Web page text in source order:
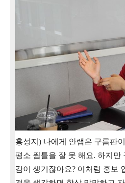
홍성지 ) 나에게 안랩은 구름판
평소 뜀틀을 잘 못 해요. 하지만
감이 생기잖아요? 이처럼 홍보